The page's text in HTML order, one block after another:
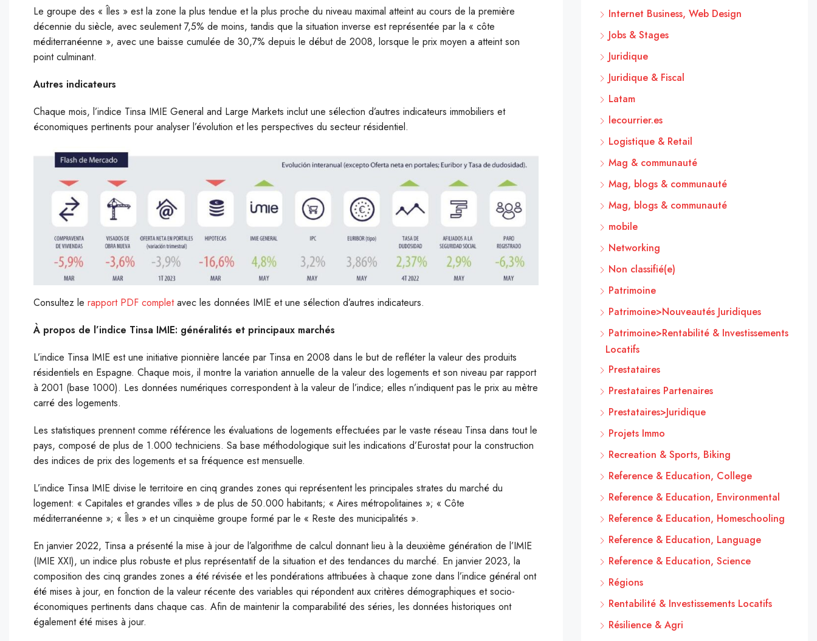
Le groupe des « Îles » est la zone la plus tendue et la plus proche du niveau maximal atteint au cours de la première
décennie du siècle, avec seulement 7,5% de moins, tandis que la situation inverse est représentée par la « côte
méditerranéenne », avec une baisse cumulée de 30,7% depuis le début de 2008, lorsque le prix moyen a atteint son
point culminant.
Autres indicateurs
Chaque mois, l’indice Tinsa IMIE General and Large Markets inclut une sélection d’autres indicateurs immobiliers et
économiques pertinents pour analyser l’évolution et les perspectives du secteur résidentiel.
Consultez le rapport PDF completavec les données IMIE et une sélection d’autres indicateurs.
À propos de l’indice Tinsa IMIE: généralités et principaux marchés
L’indice Tinsa IMIE est une initiative pionnière lancée par Tinsa en 2008 dans le but de refléter la valeur des produits
résidentiels en Espagne. Chaque mois, il montre la variation annuelle de la valeur des logements et son niveau par rapport
à 2001 (base 1000). Les données numériques correspondent à la valeur de l’indice; elles n’indiquent pas le prix au mètre
carré des logements.
Les statistiques prennent comme référence les évaluations de logements effectuées par le vaste réseau Tinsa dans tout le
pays, composé de plus de 1.000 techniciens. Sa base méthodologique suit les indications d’Eurostat pour la construction
des indices de prix des logements et sa fréquence est mensuelle.
L’indice Tinsa IMIE divise le territoire en cinq grandes zones qui représentent les principales strates du marché du
logement: « Capitales et grandes villes » de plus de 50.000 habitants; « Aires métropolitaines »; « Côte
méditerranéenne »; « Îles » et un cinquième groupe formé par le « Reste des municipalités ».
En janvier 2022, Tinsa a présenté la mise à jour de l’algorithme de calcul donnant lieu à la deuxième génération de l’IMIE
(IMIE XXI), un indice plus robuste et plus représentatif de la situation et des tendances du marché. En janvier 2023, la
composition des cinq grandes zones a été révisée et les pondérations attribuées à chaque zone dans l’indice général ont
été mises à jour, en fonction de la valeur récente des variables qui répondent aux critères démographiques et socio-
économiques pertinents dans chaque cas. Afin de maintenir la comparabilité des séries, les données historiques ont
également été mises à jour.
Internet Business, Web Design
Jobs & Stages
Juridique
Juridique & Fiscal
Latam
lecourrier.es
Logistique & Retail
Mag & communauté
Mag, blogs & communauté
Mag, blogs & communauté
mobile
Networking
Non classifié(e)
Patrimoine
Patrimoine>Nouveautés Juridiques
Patrimoine>Rentabilité & Investissements
Locatifs
Prestataires
Prestataires Partenaires
Prestataires>Juridique
Projets Immo
Recreation & Sports, Biking
Reference & Education, College
Reference & Education, Environmental
Reference & Education, Homeschooling
Reference & Education, Language
Reference & Education, Science
Régions
Rentabilité & Investissements Locatifs
Résilience & Agri